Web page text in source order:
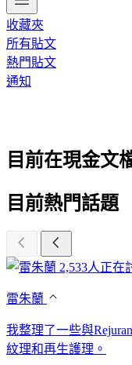
收藏夾
所有貼文
熱門貼文
通知
目前在現金文
目前熱門話題
2,533人正在
雷朱蘭
我整理了一些與
紋理和再生護理。